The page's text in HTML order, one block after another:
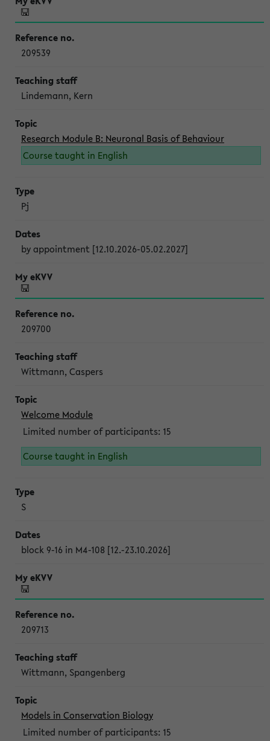
209539
Lindemann, Kern
Research Module B: Neuronal Basis of Behaviour
Course taught in English
Pj
by appointment [12.10.2026-05.02.2027]
209700
Wittmann, Caspers
Welcome Module
Limited number of participants: 15
Course taught in English
S
block 9-16 in M4-108 [12.-23.10.2026]
209713
Wittmann, Spangenberg
Models in Conservation Biology
Limited number of participants: 15